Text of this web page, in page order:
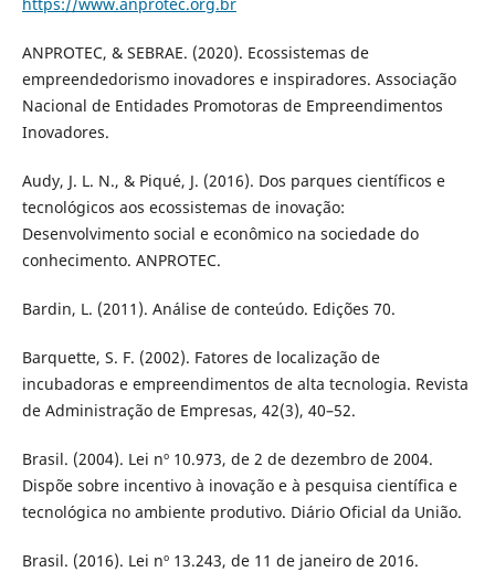
ANPROTEC, & SEBRAE. (2020). Ecossistemas de
empreendedorismo inovadores e inspiradores. Associação
Nacional de Entidades Promotoras de Empreendimentos
Inovadores.
Audy, J. L. N., & Piqué, J. (2016). Dos parques científicos e
tecnológicos aos ecossistemas de inovação:
Desenvolvimento social e econômico na sociedade do
conhecimento. ANPROTEC.
Bardin, L. (2011). Análise de conteúdo. Edições 70.
Barquette, S. F. (2002). Fatores de localização de
incubadoras e empreendimentos de alta tecnologia. Revista
de Administração de Empresas, 42(3), 40–52.
Brasil. (2004). Lei nº 10.973, de 2 de dezembro de 2004.
Dispõe sobre incentivo à inovação e à pesquisa científica e
tecnológica no ambiente produtivo. Diário Oficial da União.
Brasil. (2016). Lei nº 13.243, de 11 de janeiro de 2016.